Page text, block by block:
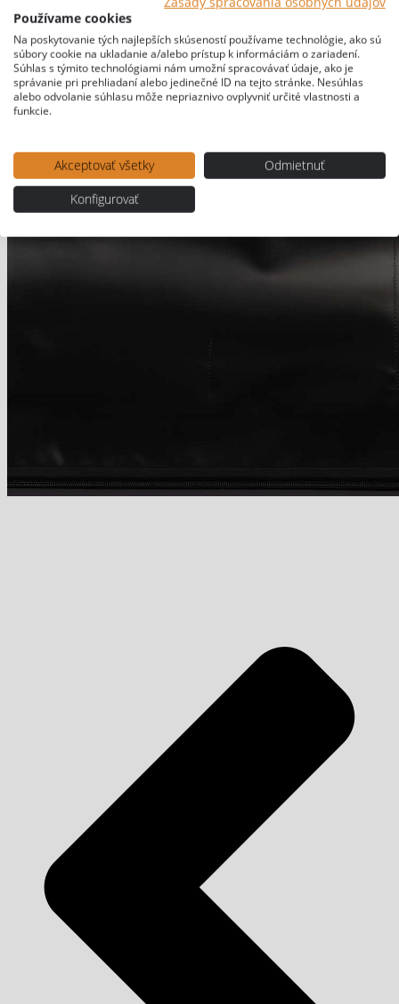
Používame cookies
Na poskytovanie tých najlepších skúseností používame technológie, ako sú
súbory cookie na ukladanie a/alebo prístup k informáciám o zariadení.
Súhlas s týmito technológiami nám umožní spracovávať údaje, ako je
správanie pri prehliadaní alebo jedinečné ID na tejto stránke. Nesúhlas
alebo odvolanie súhlasu môže nepriaznivo ovplyvniť určité vlastnosti a
funkcie.
Akceptovať všetky
Odmietnuť
Konfigurovať